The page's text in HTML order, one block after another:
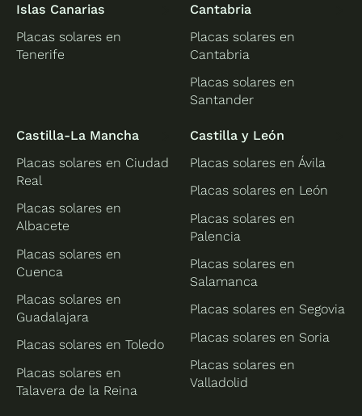
Islas Canarias
Placas solares en
Tenerife
Cantabria
Placas solares en
Cantabria
Placas solares en
Santander
Castilla-La Mancha
Placas solares en Ciudad
Real
Placas solares en
Albacete
Placas solares en
Cuenca
Placas solares en
Guadalajara
Placas solares en Toledo
Placas solares en
Talavera de la Reina
Castilla y León
Placas solares en Ávila
Placas solares en León
Placas solares en
Palencia
Placas solares en
Salamanca
Placas solares en Segovia
Placas solares en Soria
Placas solares en
Valladolid